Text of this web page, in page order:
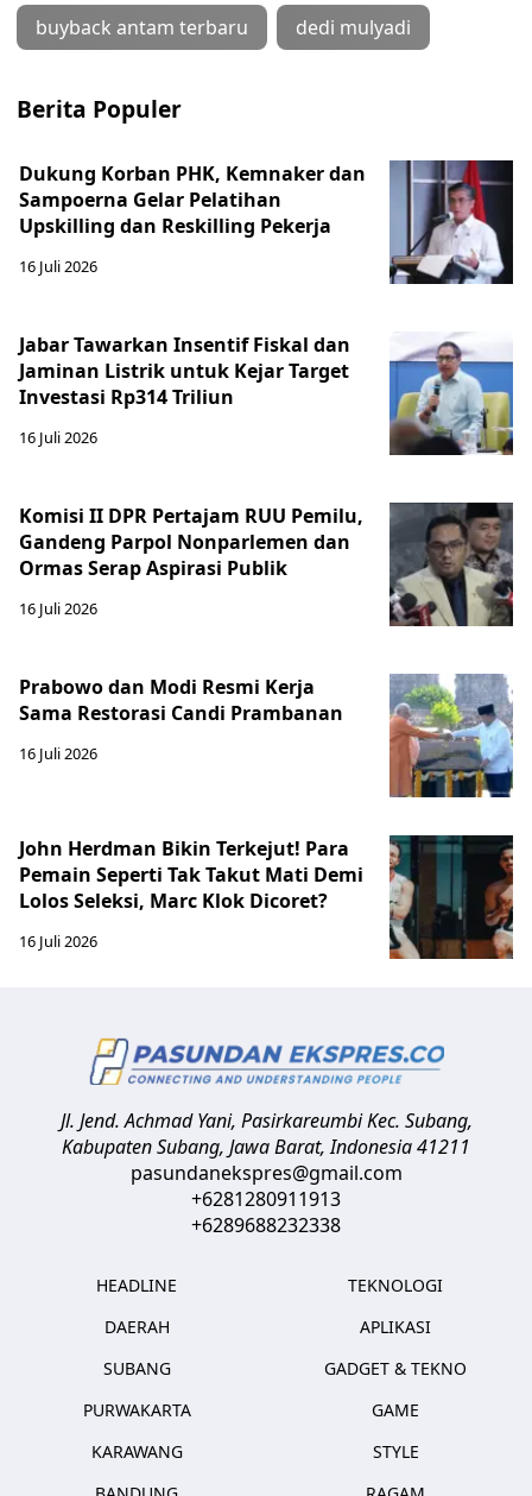
buyback antam terbaru dedi mulyadi
Berita Populer
Dukung Korban PHK, Kemnaker dan
Sampoerna Gelar Pelatihan
Upskilling dan Reskilling Pekerja
16 Juli 2026
Jabar Tawarkan Insentif Fiskal dan
Jaminan Listrik untuk Kejar Target
Investasi Rp314 Triliun
16 Juli 2026
Komisi II DPR Pertajam RUU Pemilu,
Gandeng Parpol Nonparlemen dan
Ormas Serap Aspirasi Publik
16 Juli 2026
Prabowo dan Modi Resmi Kerja
Sama Restorasi Candi Prambanan
16 Juli 2026
John Herdman Bikin Terkejut! Para
Pemain Seperti Tak Takut Mati Demi
Lolos Seleksi, Marc Klok Dicoret?
16 Juli 2026
Jl. Jend. Achmad Yani, Pasirkareumbi Kec. Subang,
Kabupaten Subang, Jawa Barat,Indonesia41211
pasundanekspres@gmail.com
+6281280911913
+6289688232338
HEADLINE
DAERAH
SUBANG
PURWAKARTA
KARAWANG
TEKNOLOGI
APLIKASI
GADGET & TEKNO
GAME
STYLE